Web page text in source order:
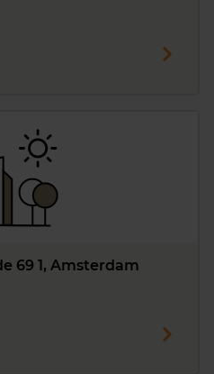
69 1, Amsterdam